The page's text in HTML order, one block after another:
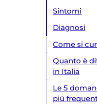
Sintomi
Diagnosi
Come si
Quanto è
in Italia
Le 5
più